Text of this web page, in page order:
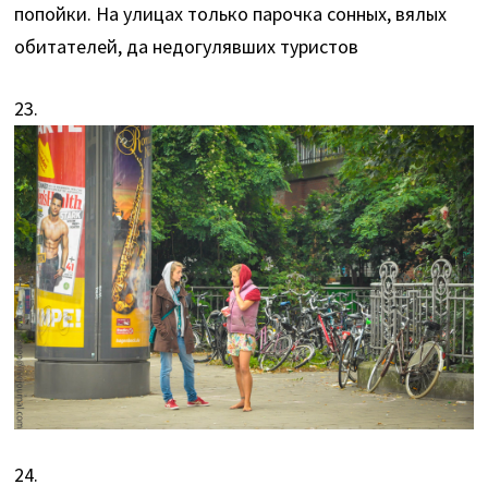
попойки. На улицах только парочка сонных, вялых
обитателей, да недогулявших туристов
23.
24.